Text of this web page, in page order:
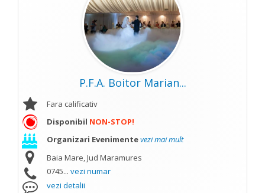
P.F.A. Boitor Marian...
Fara calificativ
Disponibil NON-STOP!
Organizari Evenimentevezi mai mult
Baia Mare, Jud Maramures
0745... vezi numar
vezi detalii